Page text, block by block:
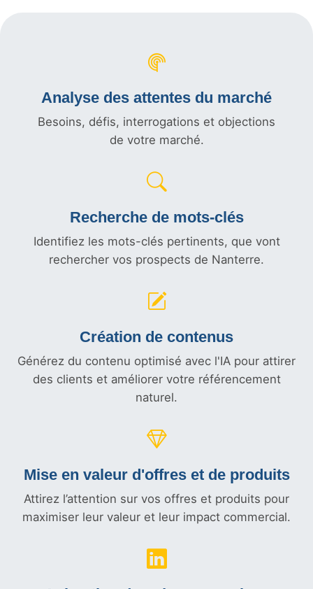
Analyse des attentes du marché
Besoins, défis, interrogations et objections
de votre marché.
Recherche de mots-clés
Identifiez les mots-clés pertinents, que vont
rechercher vos prospects de Nanterre.
Création de contenus
Générez du contenu optimisé avec l'IA pour attirer
des clients et améliorer votre référencement
naturel.
Mise en valeur d'offres et de produits
Attirez l’attention sur vos offres et produits pour
maximiser leur valeur et leur impact commercial.